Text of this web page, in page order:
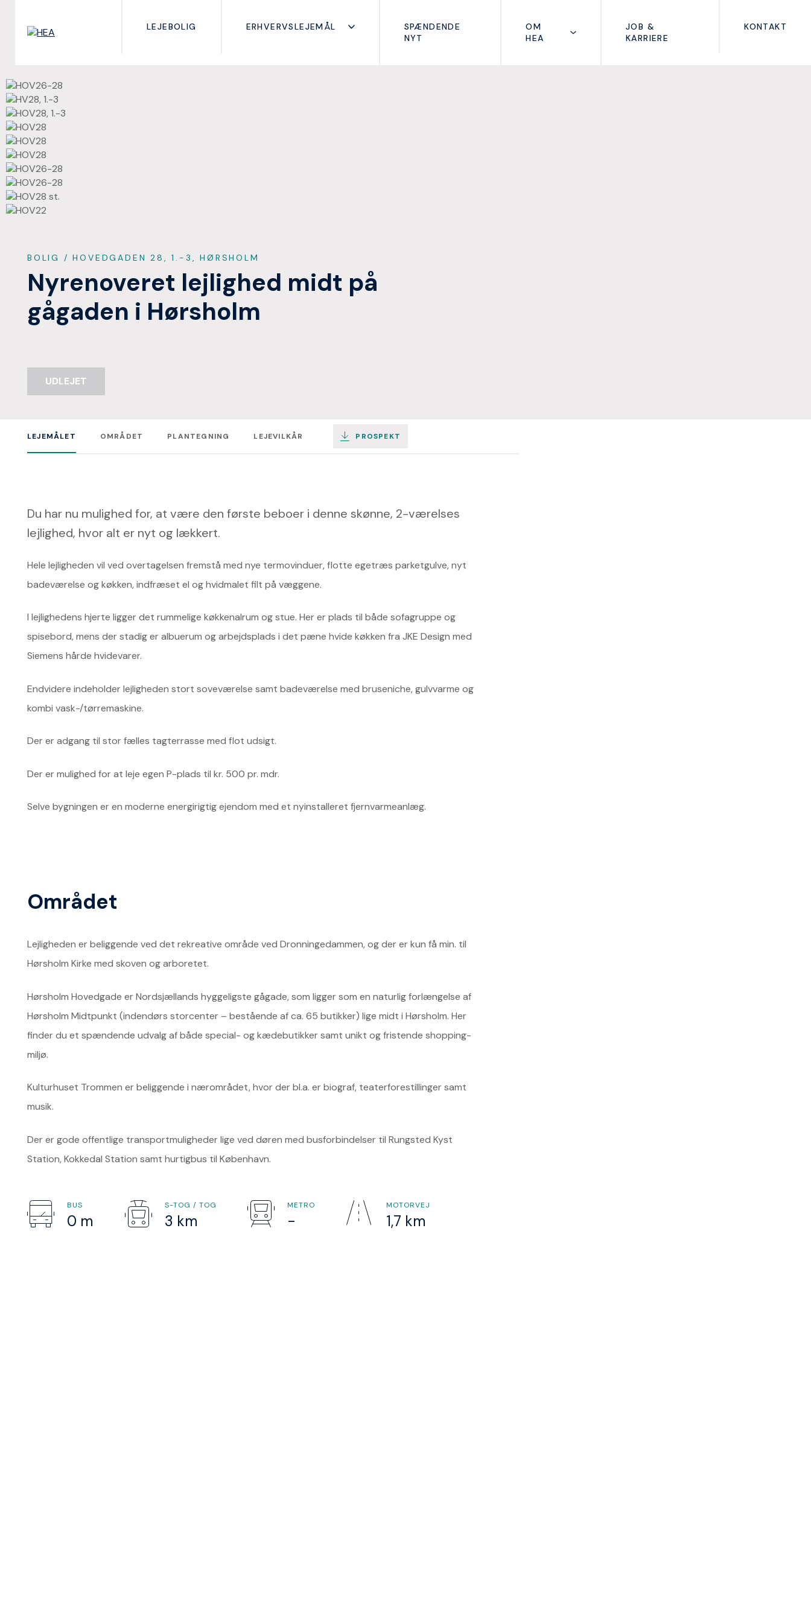
LEJEBOLIG ERHVERVSLEJEMÅL
SPÆNDENDE
NYT
OM
HEA
JOB &
KARRIERE
KONTAKT
BOLIG / HOVEDGADEN 28, 1.-3, HØRSHOLM
Nyrenoveret lejlighed midt på
gågaden i Hørsholm
UDLEJET
LEJEMÅLET OMRÅDET PLANTEGNING LEJEVILKÅR PROSPEKT
Du har nu mulighed for, at være den første beboer i denne skønne, 2-værelses
lejlighed, hvor alt er nyt og lækkert.
Hele lejligheden vil ved overtagelsen fremstå med nye termovinduer, flotte egetræs parketgulve, nyt
badeværelse og køkken, indfræset el og hvidmalet filt på væggene.
I lejlighedens hjerte ligger det rummelige køkkenalrum og stue. Her er plads til både sofagruppe og
spisebord, mens der stadig er albuerum og arbejdsplads i det pæne hvide køkken fra JKE Design med
Siemens hårde hvidevarer.
Endvidere indeholder lejligheden stort soveværelse samt badeværelse med bruseniche, gulvvarme og
kombi vask-/tørremaskine.
Der er adgang til stor fælles tagterrasse med flot udsigt.
Der er mulighed for at leje egen P-plads til kr. 500 pr. mdr.
Selve bygningen er en moderne energirigtig ejendom med et nyinstalleret fjernvarmeanlæg.
Området
Lejligheden er beliggende ved det rekreative område ved Dronningedammen, og der er kun få min. til
Hørsholm Kirke med skoven og arboretet.
Hørsholm Hovedgade er Nordsjællands hyggeligste gågade, som ligger som en naturlig forlængelse af
Hørsholm Midtpunkt (indendørs storcenter – bestående af ca. 65 butikker) lige midt i Hørsholm. Her
finder du et spændende udvalg af både special- og kædebutikker samt unikt og fristende shopping-
miljø.
Kulturhuset Trommen er beliggende i nærområdet, hvor der bl.a. er biograf, teaterforestillinger samt
musik.
Der er gode offentlige transportmuligheder lige ved døren med busforbindelser til Rungsted Kyst
Station, Kokkedal Station samt hurtigbus til København.
BUS
0 m
S-TOG / TOG
3 km
METRO
-
MOTORVEJ
1,7 km